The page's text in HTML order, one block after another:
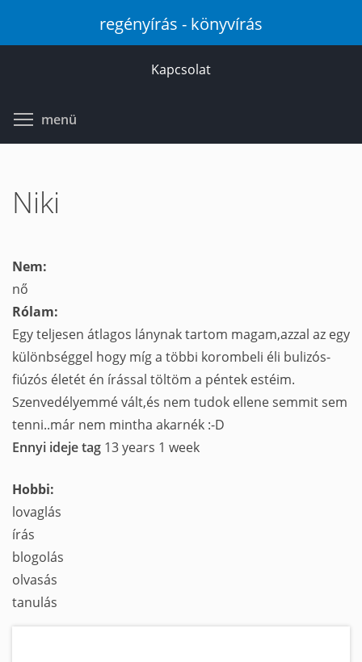
regényírás - könyvírás
Kapcsolat
menü
Niki
Nem:
nő
Rólam:
Egy teljesen átlagos lánynak tartom magam,azzal az egy
különbséggel hogy míg a többi korombeli éli bulizós-
fiúzós életét én írással töltöm a péntek estéim.
Szenvedélyemmé vált,és nem tudok ellene semmit sem
tenni..már nem mintha akarnék :-D
Ennyi ideje tag 13 years 1 week
Hobbi:
lovaglás
írás
blogolás
olvasás
tanulás